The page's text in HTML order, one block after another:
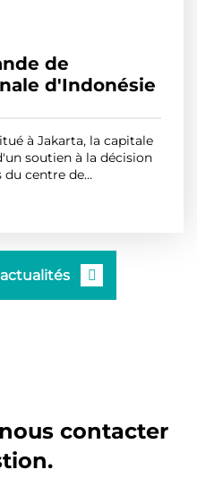
de
d'Indonésie
à Jakarta, la capitale
soutien à la décision
du centre de

contacter